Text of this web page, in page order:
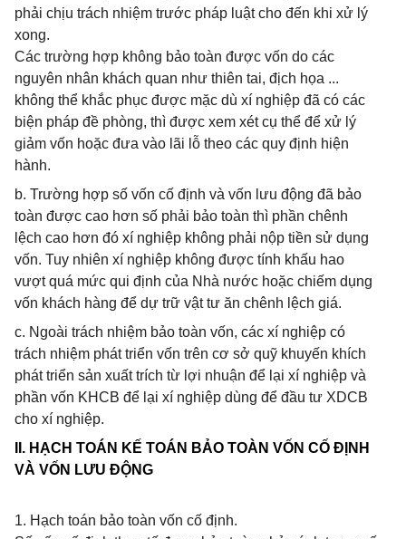
phải chịu trách nhiệm trước pháp luật cho đến khi xử lý
xong.
Các trường hợp không bảo toàn được vốn do các
nguyên nhân khách quan như thiên tai, địch họa ...
không thể khắc phục được mặc dù xí nghiệp đã có các
biện pháp đề phòng, thì được xem xét cụ thể để xử lý
giảm vốn hoặc đưa vào lãi lỗ theo các quy định hiện
hành.
b. Trường hợp số vốn cố định và vốn lưu động đã bảo
toàn được cao hơn số phải bảo toàn thì phần chênh
lệch cao hơn đó xí nghiệp không phải nộp tiền sử dụng
vốn. Tuy nhiên xí nghiệp không được tính khấu hao
vượt quá mức qui định của Nhà nước hoặc chiếm dụng
vốn khách hàng để dự trữ vật tư ăn chênh lệch giá.
c. Ngoài trách nhiệm bảo toàn vốn, các xí nghiệp có
trách nhiệm phát triển vốn trên cơ sở quỹ khuyến khích
phát triển sản xuất trích từ lợi nhuận để lại xí nghiệp và
phần vốn KHCB để lại xí nghiệp dùng để đầu tư XDCB
cho xí nghiệp.
II. HẠCH TOÁN KẾ TOÁN BẢO TOÀN VỐN CỐ ĐỊNH
VÀ VỐN LƯU ĐỘNG
1. Hạch toán bảo toàn vốn cố định.